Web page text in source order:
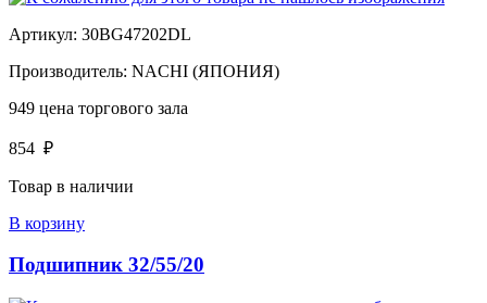
Артикул: 30BG47202DL
Производитель: NACHI (ЯПОНИЯ)
949 цена торгового зала
854 ₽
Товар в наличии
В корзину
Подшипник 32/55/20